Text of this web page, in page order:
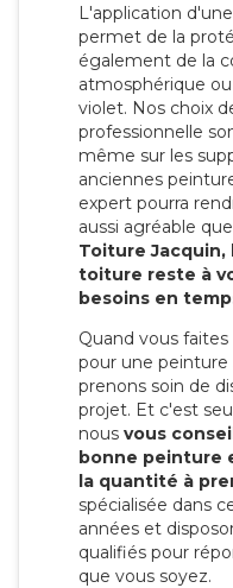
L'application
permet de la
également de la
atmosphérique
violet. Nos choix
professionnelle
même sur les
anciennes
expert pourra
aussi agréable
Toiture Jacquin,
toiture reste à
besoins en
Quand vous
pour une peinture
prenons soin de
projet. Et c'est
nous vous
bonne peinture
la quantité à
spécialisée dans
années et
qualifiés pour
que vous soyez.